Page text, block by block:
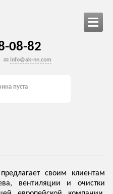
пуста
08-82
info@ak-nn.com
своим клиентам
вентиляции и очистки